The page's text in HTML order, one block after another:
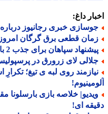
داغ:
خبری رجانیوز درباره
قطعی برق گرگان امروز یکشنبه 18 مرداد
سپاهان برای جذب 2 بازیکن پرسپولیس
لای زرورق در
روی لبه ی تیغ؛ تکرارِ
ای!